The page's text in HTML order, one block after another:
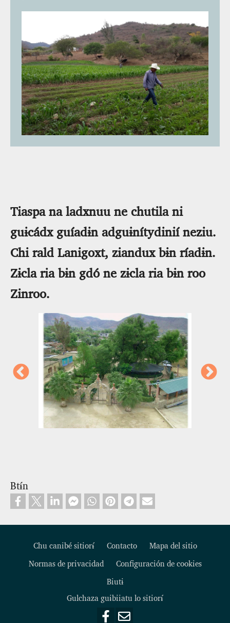
Tiaspa na ladxnuu ne chutila ni
guɨcádx guíadɨn adguɨnítydinií neziu.
Chi rald Lanigoxt, ziandux bɨn ríadɨn.
Zɨcla ria bɨn gdó ne zɨcla ria bɨn roo
Zinroo.
Btɨ́n
Footer
Chu canibé sitiorɨ́ Contacto
Mapa del sitio
Normas de privacidad
Configuración de cookies
Biutɨ
Gulchaza guɨbiiatu lo sitiorɨ́